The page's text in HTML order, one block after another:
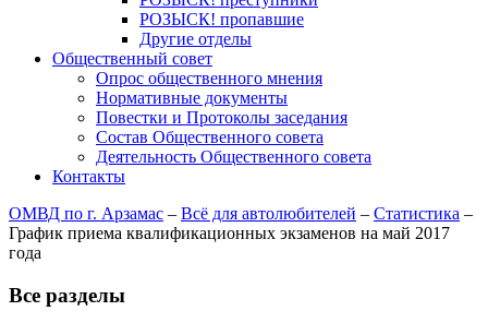
РОЗЫСК! пропавшие
Другие отделы
Общественный совет
Опрос общественного мнения
Нормативные документы
Повестки и Протоколы заседания
Состав Общественного совета
Деятельность Общественного совета
Контакты
ОМВД по г. Арзамас – Всё для автолюбителей – Статистика –
График приема квалификационных экзаменов на май 2017
года
Все разделы